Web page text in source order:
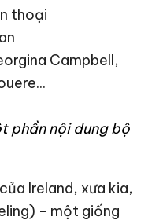
thoại
Campbell,
phần nội dung bộ
Ireland, xưa kia,
- một giống